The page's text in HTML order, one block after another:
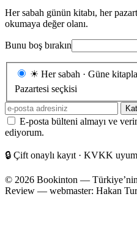
Her sabah günün kitabı, her
okumaya değer olanı.
Bunu boş bırakın
Gönderim
☀ Her sabah · Güne
Pazartesi seçkisi
E-
posta
adresiniz
E-posta bülteni almayı ve
ediyorum.
🔒 Çift onaylı kayıt · KVKK
© 2026 Bookinton —
Review — webmaster: Hakan